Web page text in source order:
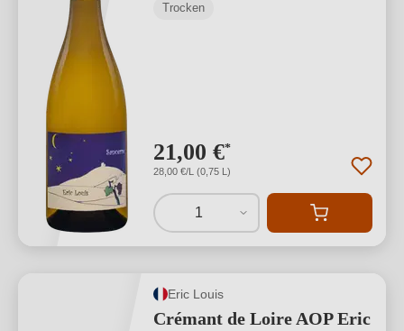
Trocken
21,00 €*
28,00 €/L (0,75 L)
1
Eric Louis
Crémant de Loire AOP Eric